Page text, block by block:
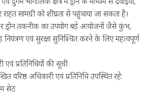
सामग्री को शीघ्रता से पहुंचाया जा सकता है।
ड्रोन तकनीक का उपयोग बड़े आयोजनों जैसे कुंभ,
नियंत्रण एवं सुरक्षा सुनिश्चित करने के लिए महत्वपूर्ण
एवं प्रतिनिधियों की सूची
वरिष्ठ अधिकारी एवं प्रतिनिधि उपस्थित रहे:
सेठ